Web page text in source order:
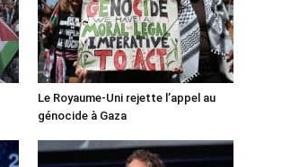
Le Royaume-Uni rejette l’appel au
génocide à Gaza